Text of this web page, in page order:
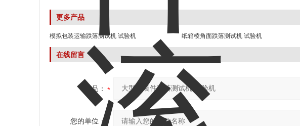
更多产品
模拟包装运输跌落测试机 试验机 纸箱棱角面跌落测试机 试验机
在线留言
产品：
您的单位：